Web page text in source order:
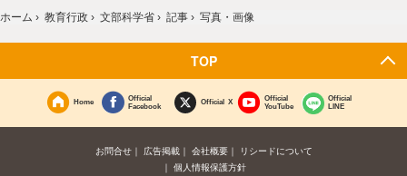
ホーム › 教育行政 › 文部科学省 › 記事 › 写真・画像
TOP
Home
Official
Facebook
Official X
Official
YouTube
Official
LINE
お問合せ 広告掲載 会社概要
リシードについて
個人情報保護方針